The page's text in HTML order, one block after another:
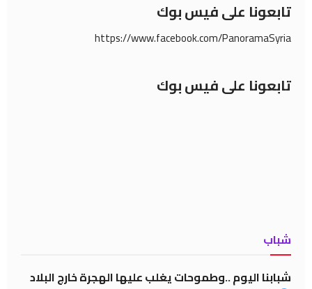
تابعونا على فيس بوك
https://www.facebook.com/PanoramaSyria
تابعونا على فيس بوك
شباب
شبابنا اليوم ..وطموحات يغلب عليها الهجرة خارج البلاد